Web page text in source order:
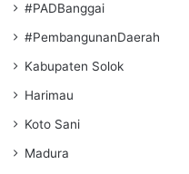
#PADBanggai
#PembangunanDaerah
Kabupaten Solok
Harimau
Koto Sani
Madura